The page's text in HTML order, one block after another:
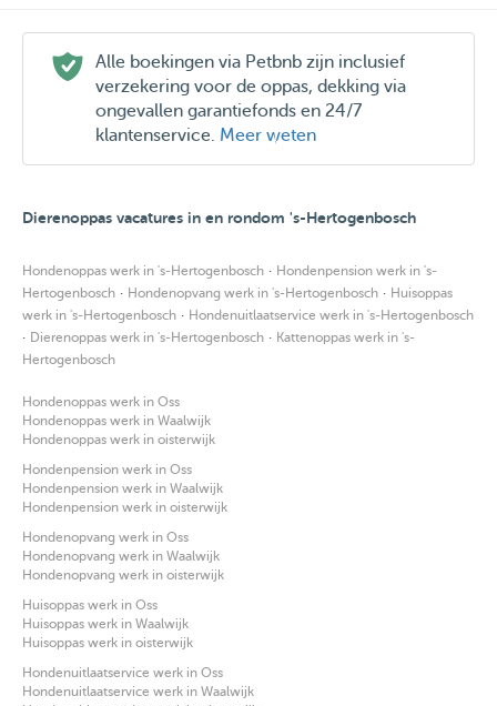
Alle boekingen via Petbnb zijn inclusief
verzekering voor de oppas, dekking via
ongevallen garantiefonds en 24/7
klantenservice. Meer weten
Dierenoppas vacatures in en rondom 's-Hertogenbosch
Hondenoppas werk in 's-Hertogenbosch · Hondenpension werk in 's-
Hertogenbosch · Hondenopvang werk in 's-Hertogenbosch · Huisoppas
werk in 's-Hertogenbosch · Hondenuitlaatservice werk in 's-Hertogenbosch
· Dierenoppas werk in 's-Hertogenbosch · Kattenoppas werk in 's-
Hertogenbosch
Hondenoppas werk in Oss
Hondenoppas werk in Waalwijk
Hondenoppas werk in oisterwijk
Hondenpension werk in Oss
Hondenpension werk in Waalwijk
Hondenpension werk in oisterwijk
Hondenopvang werk in Oss
Hondenopvang werk in Waalwijk
Hondenopvang werk in oisterwijk
Huisoppas werk in Oss
Huisoppas werk in Waalwijk
Huisoppas werk in oisterwijk
Hondenuitlaatservice werk in Oss
Hondenuitlaatservice werk in Waalwijk